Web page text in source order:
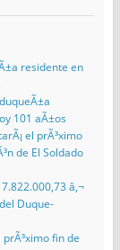
residente en
101 aÃ±os
el prÃ³ximo
de El Soldado
â‚¬
Duque-
fin de